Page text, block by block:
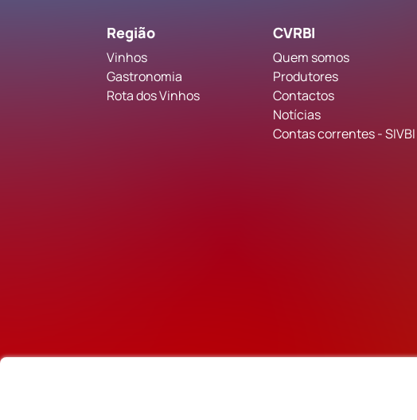
Região
Vinhos
Gastronomia
Rota dos Vinhos
CVRBI
Quem somos
Produtores
Contactos
Notícias
Contas correntes - SIVBI